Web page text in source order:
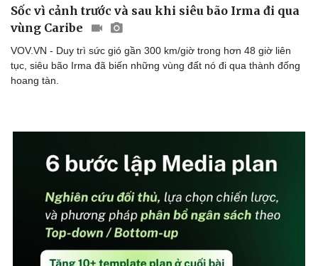
Bóng đá
Lịch thi đấu bóng đá
Thế giới thể thao
eSports
Hậu trường
Ô tô
Xe máy
Tư vấn
Sốc vì cảnh trước và sau khi siêu bão Irma đi qua
vùng Caribe
VOV.VN - Duy trì sức gió gần 300 km/giờ trong hơn 48 giờ liên
tục, siêu bão Irma đã biến những vùng đất nó đi qua thành đống
hoang tàn.